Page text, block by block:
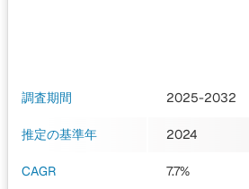
調査期間 2025-2032
推定の基準年 2024
CAGR 7.7%